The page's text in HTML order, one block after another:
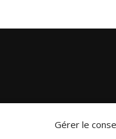
Gérer le